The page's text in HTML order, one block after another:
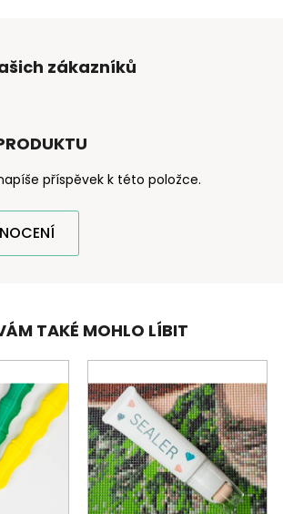
zákazníků
příspěvek k této položce.
TAKÉ MOHLO LÍBIT